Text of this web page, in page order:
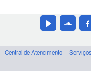
Central de Atendimento Serviços